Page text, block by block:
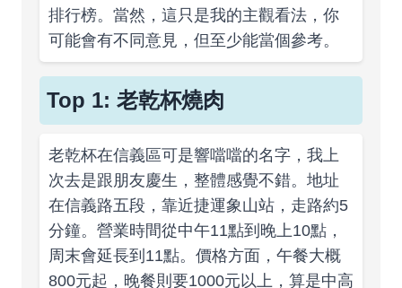
排行榜。當然，這只是我的主觀看法，你
可能會有不同意見，但至少能當個參考。
Top 1: 老乾杯燒肉
老乾杯在信義區可是響噹噹的名字，我上
次去是跟朋友慶生，整體感覺不錯。地址
在信義路五段，靠近捷運象山站，走路約5
分鐘。營業時間從中午11點到晚上10點，
周末會延長到11點。價格方面，午餐大概
800元起，晚餐則要1000元以上，算是中高